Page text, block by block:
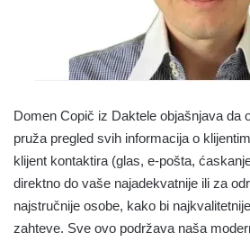
Domen Copič iz Daktele objašnjava da
pruža pregled svih informacija o
klijent kontaktira (glas, e-pošta,
direktno do vaše najadekvatnije ili za
najstručnije osobe, kako bi
zahteve. Sve ovo podržava naša